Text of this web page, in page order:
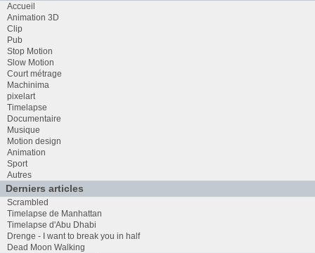
Accueil
Animation 3D
Clip
Pub
Stop Motion
Slow Motion
Court métrage
Machinima
pixelart
Timelapse
Documentaire
Musique
Motion design
Animation
Sport
Autres
Derniers articles
Scrambled
Timelapse de Manhattan
Timelapse d'Abu Dhabi
Drenge - I want to break you in half
Dead Moon Walking